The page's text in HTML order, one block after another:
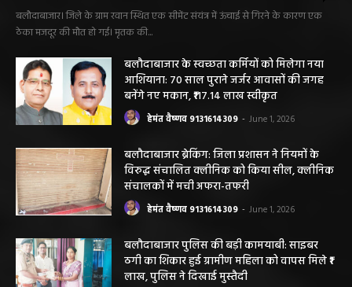
बलौदाबाजार। जिले के ग्राम रवान स्थित एक सीमेंट संयंत्र में ऊंचाई से गिरने के कारण एक
ठेका मजदूर की मौत हो गई। मृतक की...
बलौदाबाजार के स्वच्छता कर्मियों को मिलेगा नया
आशियाना: 70 साल पुराने जर्जर आवासों की जगह
बनेंगे नए मकान, ₹117.14 लाख स्वीकृत
हेमंत वैष्णव 9131614309 - June 1, 2026
बलौदाबाजार ब्रेकिंग: जिला प्रशासन ने नियमों के
विरुद्ध संचालित क्लीनिक को किया सील, क्लीनिक
संचालकों में मची अफरा-तफरी
हेमंत वैष्णव 9131614309 - June 1, 2026
बलौदाबाजार पुलिस की बड़ी कामयाबी: साइबर
ठगी का शिकार हुई ग्रामीण महिला को वापस मिले ₹1
लाख, पुलिस ने दिखाई मुस्तैदी